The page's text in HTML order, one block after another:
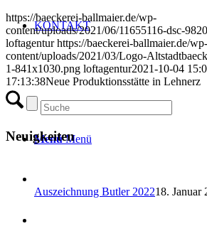
KONTAKT
Menü Menü
https://baeckerei-ballmaier.de/wp-
content/uploads/2021/06/11655116-dsc-
loftagentur https://baeckerei-ballmaier.de/wp-
content/uploads/2021/03/Logo-
1-841x1030.png loftagentur2021-10-04
17:13:38Neue Produktionsstätte in Lehnerz
Neuigkeiten
Auszeichnung Butler 202218. Januar